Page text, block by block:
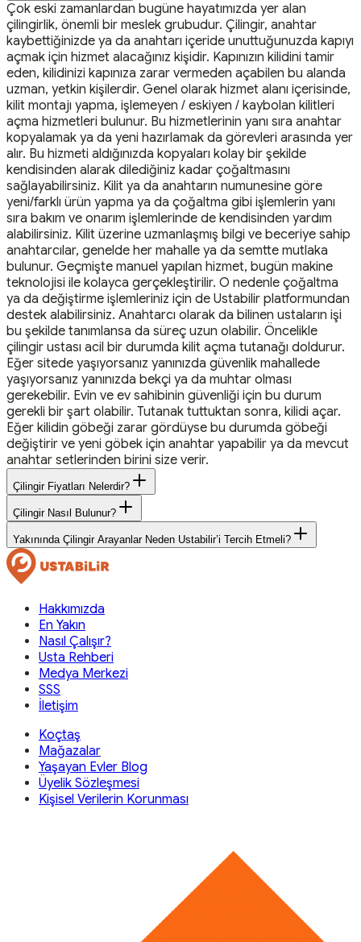
Çok eski zamanlardan bugüne hayatımızda yer alan
çilingirlik, önemli bir meslek grubudur. Çilingir, anahtar
kaybettiğinizde ya da anahtarı içeride unuttuğunuzda kapıyı
açmak için hizmet alacağınız kişidir. Kapınızın kilidini tamir
eden, kilidinizi kapınıza zarar vermeden açabilen bu alanda
uzman, yetkin kişilerdir. Genel olarak hizmet alanı içerisinde,
kilit montajı yapma, işlemeyen / eskiyen / kaybolan kilitleri
açma hizmetleri bulunur. Bu hizmetlerinin yanı sıra anahtar
kopyalamak ya da yeni hazırlamak da görevleri arasında yer
alır. Bu hizmeti aldığınızda kopyaları kolay bir şekilde
kendisinden alarak dilediğiniz kadar çoğaltmasını
sağlayabilirsiniz. Kilit ya da anahtarın numunesine göre
yeni/farklı ürün yapma ya da çoğaltma gibi işlemlerin yanı
sıra bakım ve onarım işlemlerinde de kendisinden yardım
alabilirsiniz. Kilit üzerine uzmanlaşmış bilgi ve beceriye sahip
anahtarcılar, genelde her mahalle ya da semtte mutlaka
bulunur. Geçmişte manuel yapılan hizmet, bugün makine
teknolojisi ile kolayca gerçekleştirilir. O nedenle çoğaltma
ya da değiştirme işlemleriniz için de Ustabilir platformundan
destek alabilirsiniz. Anahtarcı olarak da bilinen ustaların işi
bu şekilde tanımlansa da süreç uzun olabilir. Öncelikle
çilingir ustası acil bir durumda kilit açma tutanağı doldurur.
Eğer sitede yaşıyorsanız yanınızda güvenlik mahallede
yaşıyorsanız yanınızda bekçi ya da muhtar olması
gerekebilir. Evin ve ev sahibinin güvenliği için bu durum
gerekli bir şart olabilir. Tutanak tuttuktan sonra, kilidi açar.
Eğer kilidin göbeği zarar gördüyse bu durumda göbeği
değiştirir ve yeni göbek için anahtar yapabilir ya da mevcut
anahtar setlerinden birini size verir.
Çilingir Fiyatları Nelerdir?
Çilingir Nasıl Bulunur?
Yakınında Çilingir Arayanlar Neden Ustabilir’i Tercih Etmeli?
Hakkımızda
En Yakın
Nasıl Çalışır?
Usta Rehberi
Medya Merkezi
SSS
İletişim
Koçtaş
Mağazalar
Yaşayan Evler Blog
Üyelik Sözleşmesi
Kişisel Verilerin Korunması